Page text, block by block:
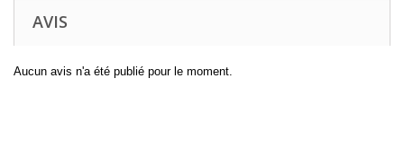
AVIS
Aucun avis n'a été publié pour le moment.